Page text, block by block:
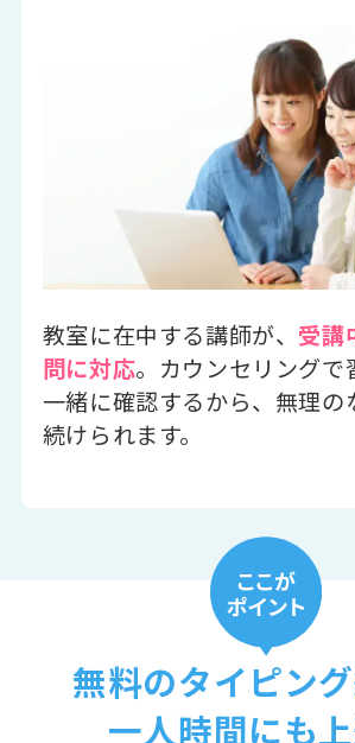
教室に在中する講師が、 受講
問に対応。カウンセリングで
一緒に確認するから、無理の
続けられます。
無料のタイピン
一人時間にも上